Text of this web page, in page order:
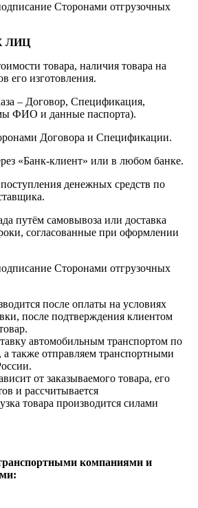
Сторонами отгрузочных
ЛИЦ
товара, наличия товара на
его изготовления.
– Договор, Спецификация,
ФИО и данные паспорта).
Договора и Спецификации.
«Банк-клиент» или в любом банке.
денежных средств по
путём самовывоза или доставка
согласованные при оформлении
Сторонами отгрузочных
после оплаты на условиях
после подтверждения клиентом
автомобильным транспортом по
также отправляем транспортными
от заказываемого товара, его
и рассчитывается
товара производится силами
компаниями и